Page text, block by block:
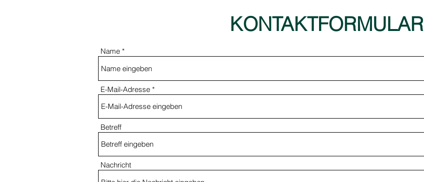
KONTAKTFORMULAR
Name
E-Mail-Adresse
Betreff
Nachricht